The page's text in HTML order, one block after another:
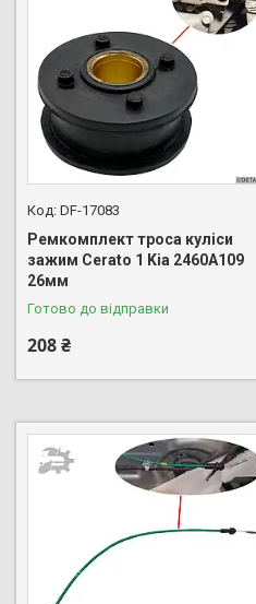
DF-17083
Ремкомплект троса куліси
зажим Cerato 1 Kia 2460A109
26мм
Готово до відправки
208 ₴